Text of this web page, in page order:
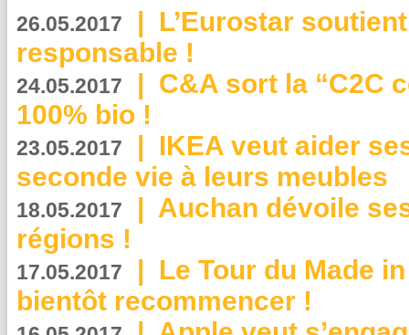
26.05.2017 | L’Eurostar
responsable !
24.05.2017 | C&A sort la “C2C
100% bio !
23.05.2017 | IKEA veut aider
seconde vie à leurs meubles
18.05.2017 | Auchan dévoile
régions !
17.05.2017 | Le Tour du Made
bientôt recommencer !